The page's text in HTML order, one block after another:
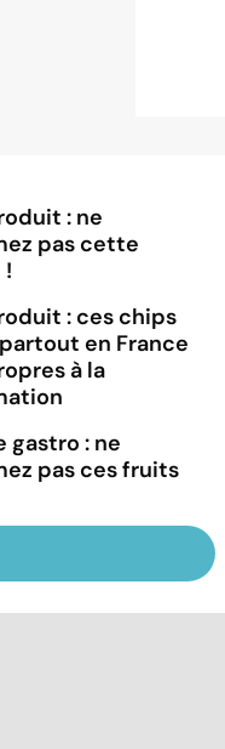
: ne
pas cette
: ces chips
en France
à la
gastro : ne
pas ces fruits